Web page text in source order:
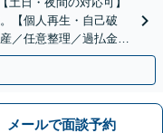
【個人再生・自己破
／任意整理／過払金返
ださい！
メールで面談予約